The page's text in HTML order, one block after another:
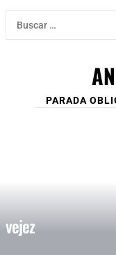
Ir
contenido
Buscar:
PARADA
vejez